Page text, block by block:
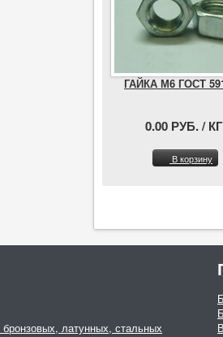
ГАЙКА М6 ГОСТ
0.00 РУБ. /
В корзину
бронзовых, латунных, стальных